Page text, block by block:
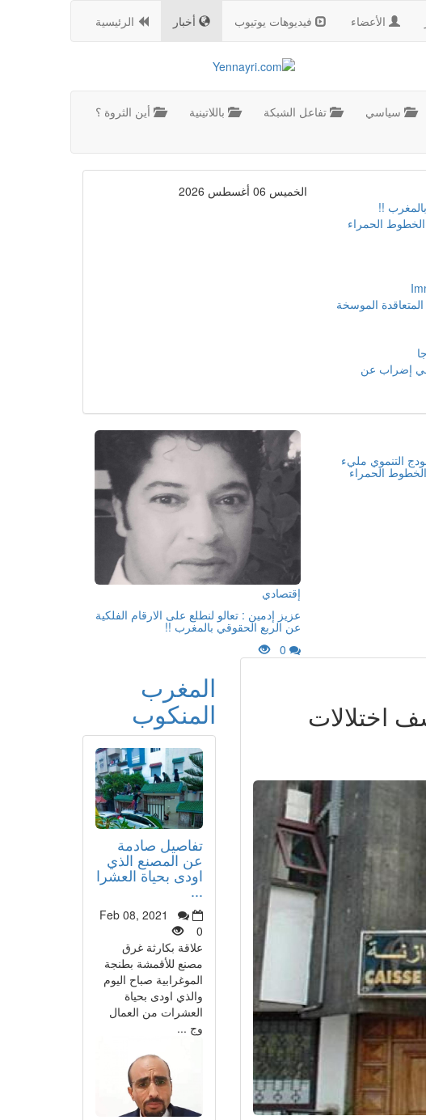
الرئيسية أخبار فيديوهات يوتيوب الأعضاء
أين الثروة ؟
باللاتينية تفاعل الشبكة سياسي
الخميس 06 أغسطس 2026
!!
الحمراء
الموسخة
في إضراب عن
إقتصادي
عزيز إدمين : تعالو لنطلع على الارقام الفلكية
عن الربع الحقوقي بالمغرب !!
التنموي مليء
الحمراء
المغرب
المنكوب
تفاصيل صادمة
عن المصنع الذي
اودى بحياة العشرا
...
Feb 08, 2021
0
علاقة بكارثة غرق
مصنع للأقمشة بطنجة
الموغرابية صباح اليوم
والذي اودى بحياة
العشرات من العمال
وج ...
اختلالات